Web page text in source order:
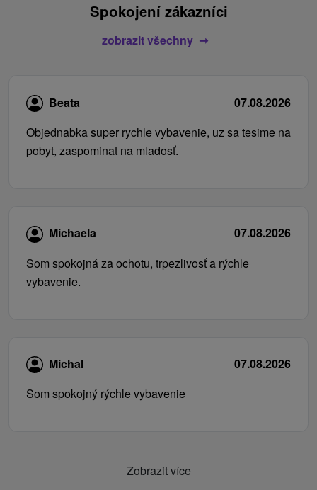
Spokojení zákazníci
zobrazit všechny
Beata
07.08.2026
Objednabka super rychle vybavenie, uz sa tesime na
pobyt, zaspominat na mladosť.
Michaela
07.08.2026
Som spokojná za ochotu, trpezlivosť a rýchle
vybavenie.
Michal
07.08.2026
Som spokojný rýchle vybavenie
Zobrazit více